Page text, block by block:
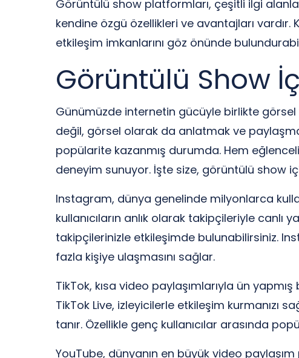
Görüntülü show platformları, çeşitli ilgi
kendine özgü özellikleri ve avantajları
etkileşim imkanlarını göz önünde
Görüntülü Show
Günümüzde internetin gücüyle birlikte
değil, görsel olarak da anlatmak ve
popülarite kazanmış durumda. Hem
deneyim sunuyor. İşte size, görüntülü show
Instagram, dünya genelinde milyonlarca
kullanıcıların anlık olarak takipçileriyle
takipçilerinizle etkileşimde bulunabilirsiniz.
fazla kişiye ulaşmasını sağlar.
TikTok, kısa video paylaşımlarıyla ün
TikTok Live, izleyicilerle etkileşim
tanır. Özellikle genç kullanıcılar arasında
YouTube, dünyanın en büyük video paylaşım